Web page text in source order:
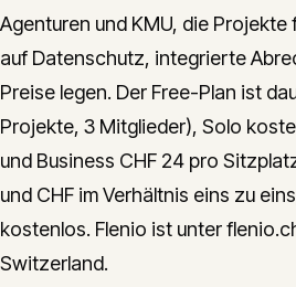
Agenturen und KMU, die Projekte
auf Datenschutz, integrierte
Preise legen. Der Free-Plan ist
Projekte, 3 Mitglieder), Solo
und Business CHF 24 pro
und CHF im Verhältnis eins zu
kostenlos. Flenio ist unter
Switzerland.